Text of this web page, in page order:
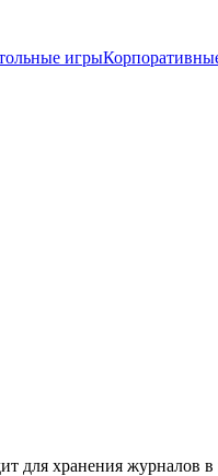
игры
для хранения журналов